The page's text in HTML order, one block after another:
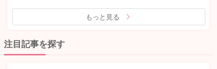
もっと見る
注目記事を探す